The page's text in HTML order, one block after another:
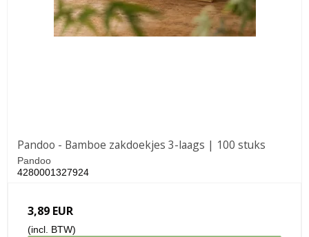
Pandoo - Bamboe zakdoekjes 3-laags | 100 stuks
Pandoo
4280001327924
3,89 EUR
(incl. BTW)